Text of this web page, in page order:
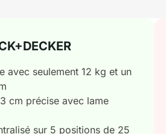
avec seulement 12 kg et un
cm précise avec lame
sur 5 positions de 25